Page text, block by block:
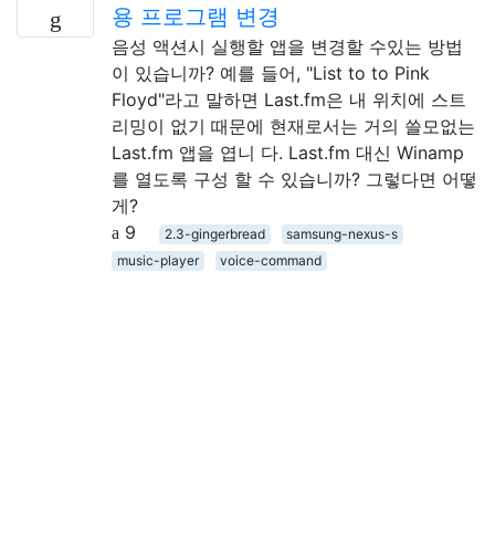
용 프로그램 변경
음성 액션시 실행할 앱을 변경할 수있는 방법
이 있습니까? 예를 들어, "List to to Pink
Floyd"라고 말하면 Last.fm은 내 위치에 스트
리밍이 없기 때문에 현재로서는 거의 쓸모없는
Last.fm 앱을 엽니 다. Last.fm 대신 Winamp
를 열도록 구성 할 수 있습니까? 그렇다면 어떻
게?
9
2.3-gingerbread
samsung-nexus-s
music-player
voice-command